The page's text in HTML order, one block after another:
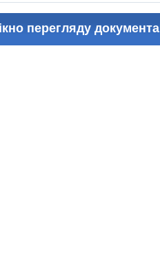
перегляду документа